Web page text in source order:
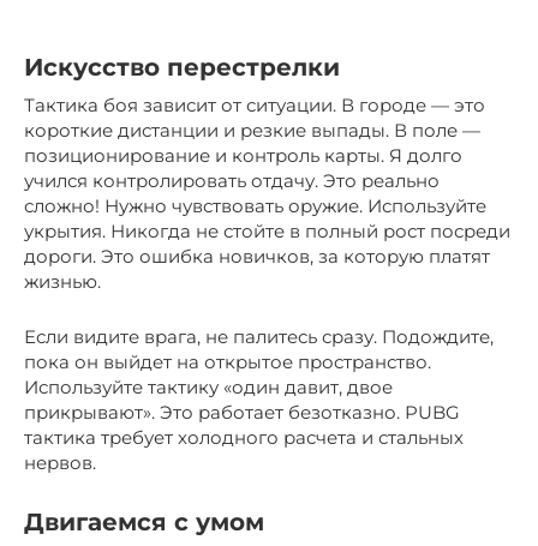
Искусство перестрелки
Тактика боя зависит от ситуации. В городе — это
короткие дистанции и резкие выпады. В поле —
позиционирование и контроль карты. Я долго
учился контролировать отдачу. Это реально
сложно! Нужно чувствовать оружие. Используйте
укрытия. Никогда не стойте в полный рост посреди
дороги. Это ошибка новичков, за которую платят
жизнью.
Если видите врага, не палитесь сразу. Подождите,
пока он выйдет на открытое пространство.
Используйте тактику «один давит, двое
прикрывают». Это работает безотказно. PUBG
тактика требует холодного расчета и стальных
нервов.
Двигаемся с умом